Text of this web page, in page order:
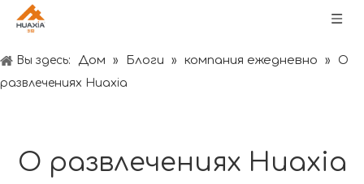
Вы здесь: Дом » Блоги » компания ежедневно »
О
развлечениях Huaxia
О развлечениях Huaxia